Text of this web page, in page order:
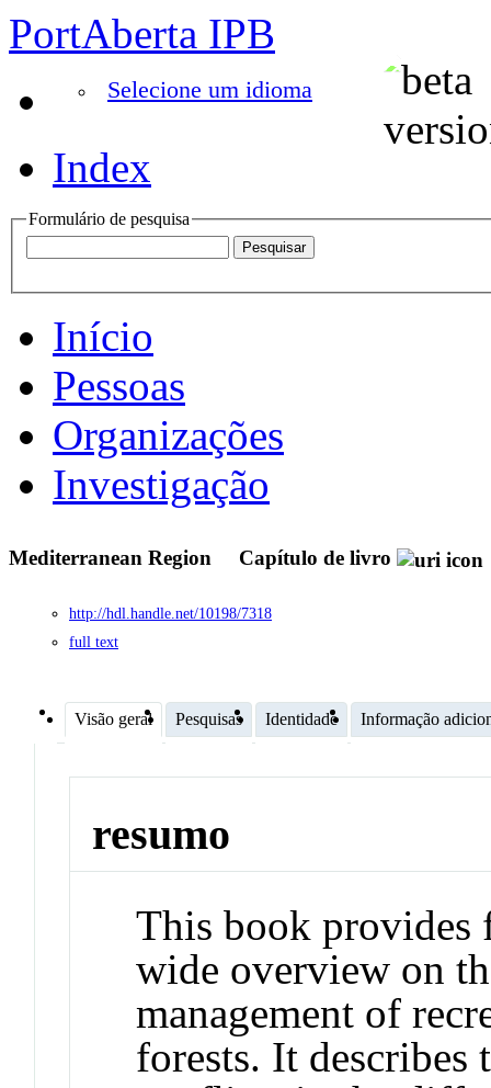
PortAberta IPB
Selecione um idioma
Index
Formulário de pesquisa
Início
Pessoas
Organizações
Investigação
Mediterranean Region Capítulo de livro
http://hdl.handle.net/10198/7318
full text
Visão geral Pesquisas Identidade Informação
resumo
This book provides
wide overview on
management of
forests. It describes